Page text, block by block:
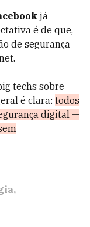
já
é de que,
de segurança
techs sobre
é clara: todos
digital —